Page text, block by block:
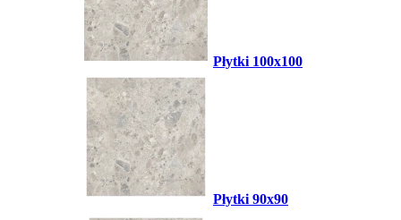
Płytki 100x100
Płytki 90x90